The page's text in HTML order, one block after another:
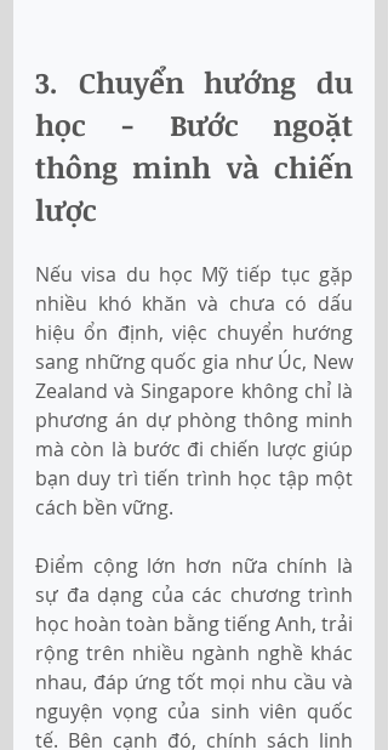
3. Chuyển hướng du
học - Bước ngoặt
thông minh và chiến
lược
Nếu visa du học Mỹ tiếp tục gặp
nhiều khó khăn và chưa có dấu
hiệu ổn định, việc chuyển hướng
sang những quốc gia như Úc, New
Zealand và Singapore không chỉ là
phương án dự phòng thông minh
mà còn là bước đi chiến lược giúp
bạn duy trì tiến trình học tập một
cách bền vững.
Điểm cộng lớn hơn nữa chính là
sự đa dạng của các chương trình
học hoàn toàn bằng tiếng Anh, trải
rộng trên nhiều ngành nghề khác
nhau, đáp ứng tốt mọi nhu cầu và
nguyện vọng của sinh viên quốc
tế. Bên cạnh đó, chính sách linh